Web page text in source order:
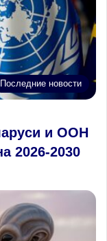
Последние новости
и ООН
2026-2030